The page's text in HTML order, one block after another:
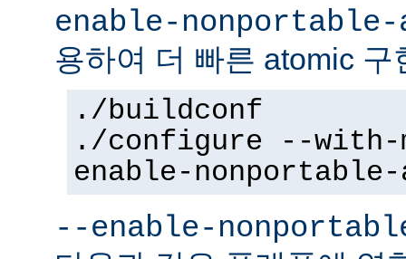
enable-nonportable-
용하여 더 빠른 atomic
./buildconf
./configure --with-
enable-nonportable-
--enable-